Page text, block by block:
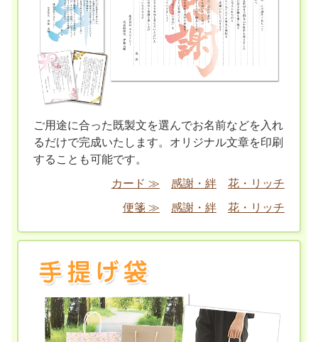
ご用途に合った既製文を選んでお名前などを入れ
るだけで完成いたします。オリジナル文章を印刷
することも可能です。
カード ≫
感謝・絆
花・リッチ
便箋 ≫
感謝・絆 花・リッチ